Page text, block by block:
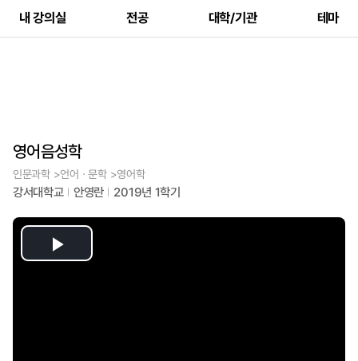
내 강의실 전공 대학/기관 테마
영어음성학
인문과학 >언어ㆍ문학 >영어학
강서대학교 안영란 2019년 1학기
Play